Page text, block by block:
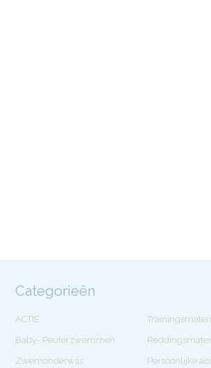
Categorieën
ACTIE
Baby- Peuterzwemmen
Zwemonderwijs
Persoonlijke